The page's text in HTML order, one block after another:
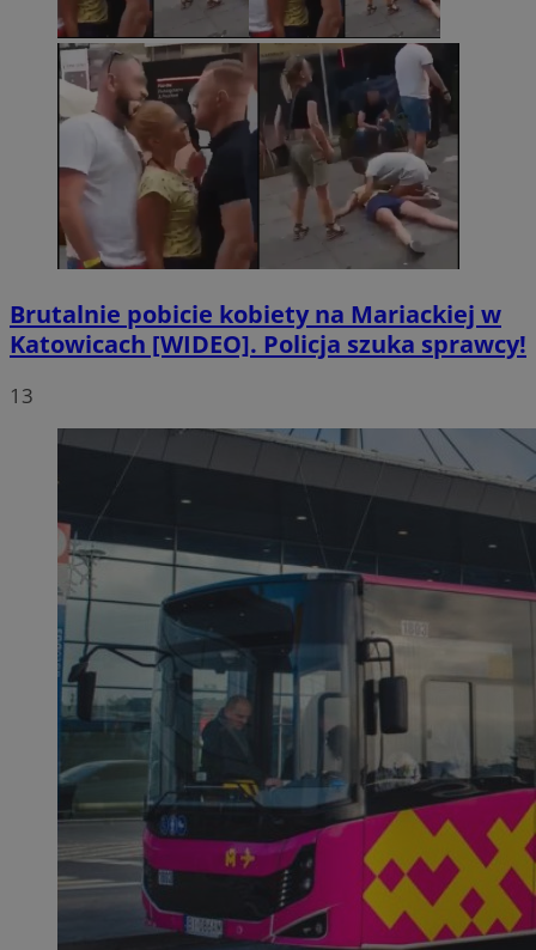
Brutalnie pobicie kobiety na Mariackiej w
Katowicach [WIDEO]. Policja szuka sprawcy!
13